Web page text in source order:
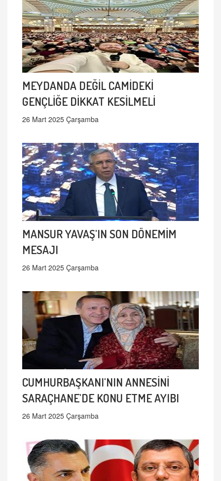
MEYDANDA DEĞİL CAMİDEKİ
GENÇLİĞE DİKKAT KESİLMELİ
26 Mart 2025 Çarşamba
MANSUR YAVAŞ'IN SON DÖNEMİM
MESAJI
26 Mart 2025 Çarşamba
CUMHURBAŞKANI'NIN ANNESİNİ
SARAÇHANE'DE KONU ETME AYIBI
26 Mart 2025 Çarşamba